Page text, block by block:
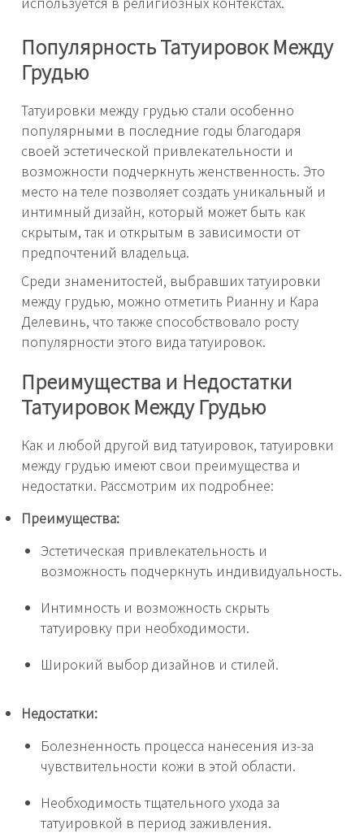
Популярность Татуировок Между
Грудью
Татуировки между грудью стали особенно
популярными в последние годы благодаря
своей эстетической привлекательности и
возможности подчеркнуть женственность. Это
место на теле позволяет создать уникальный и
интимный дизайн, который может быть как
скрытым, так и открытым в зависимости от
предпочтений владельца.
Среди знаменитостей, выбравших татуировки
между грудью, можно отметить Рианну и Кара
Делевинь, что также способствовало росту
популярности этого вида татуировок.
Преимущества и Недостатки
Татуировок Между Грудью
Как и любой другой вид татуировок, татуировки
между грудью имеют свои преимущества и
недостатки. Рассмотрим их подробнее:
Преимущества:
Эстетическая привлекательность и
возможность подчеркнуть индивидуальность.
Интимность и возможность скрыть
татуировку при необходимости.
Широкий выбор дизайнов и стилей.
Недостатки:
Болезненность процесса нанесения из-за
чувствительности кожи в этой области.
Необходимость тщательного ухода за
татуировкой в период заживления.